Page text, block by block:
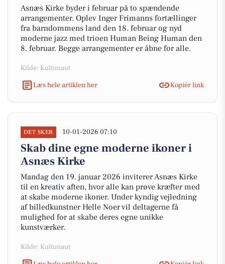
Asnæs Kirke byder i februar på to spændende
arrangementer. Oplev Inger Frimanns fortællinger
fra barndommens land den 18. februar og nyd
moderne jazz med trioen Human Being Human den
8. februar. Begge arrangementer er åbne for alle.
Kilde: Kultunaut
Læs hele artiklen her
Kopiér link
DET SKER 10-01-2026 07:10
Skab dine egne moderne ikoner i
Asnæs Kirke
Mandag den 19. januar 2026 inviterer Asnæs Kirke
til en kreativ aften, hvor alle kan prøve kræfter med
at skabe moderne ikoner. Under kyndig vejledning
af billedkunstner Helle Noer vil deltagerne få
mulighed for at skabe deres egne unikke
kunstværker.
Kilde: Kultunaut